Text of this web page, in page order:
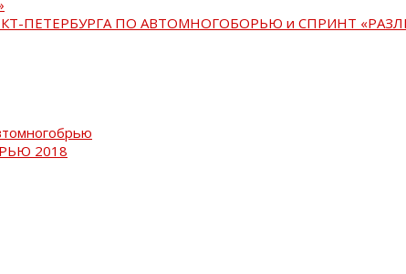
ПЕТЕРБУРГА ПО АВТОМНОГОБОРЬЮ и СПРИНТ
2018